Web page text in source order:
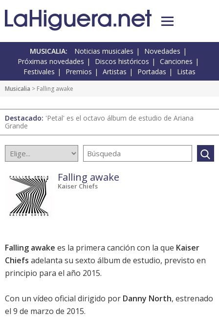
MUSICALIA: Noticias musicales
Novedades
Próximas novedades
Discos históricos
Canciones
Festivales
Premios Artistas Portadas Listas
Musicalia > Falling awake
Destacado: 'Petal' es el octavo álbum de estudio de Ariana
Grande
Falling awake
Kaiser Chiefs
Falling awake es la primera canción con la que Kaiser
Chiefs adelanta su sexto álbum de estudio, previsto en
principio para el año 2015.
Con un vídeo oficial dirigido por Danny North, estrenado
el 9 de marzo de 2015.